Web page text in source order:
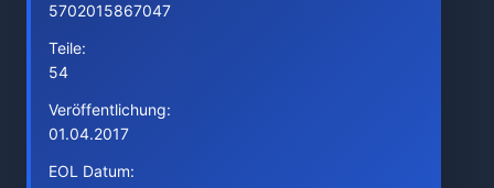
5702015867047
Teile:
54
Veröffentlichung:
01.04.2017
EOL Datum: